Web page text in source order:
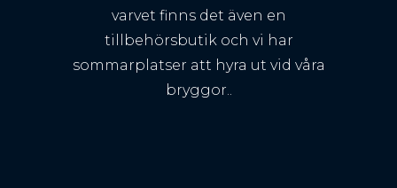
varvet finns det även en
tillbehörsbutik och vi har
sommarplatser att hyra ut vid våra
bryggor..